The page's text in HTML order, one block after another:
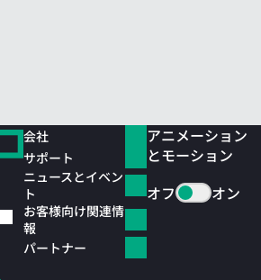
会社
サポート
ニュースとイベン
ト
お客様向け関連情
報
パートナー
アニメーション
とモーション
オフ
オン